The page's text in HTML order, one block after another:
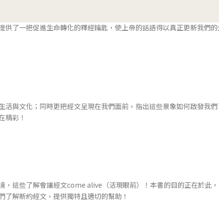
了一把促進生命轉化的釋經鑰匙，使上帝的話語得以真正更新我們
與文化；同時更把經文呈現在我們面前，指出這些景象如何啟發我
精彩！
，這些了解會讓經文come alive（活現眼前）！本書的目的正在於此
解新約經文，提供獨特且適切的幫助！